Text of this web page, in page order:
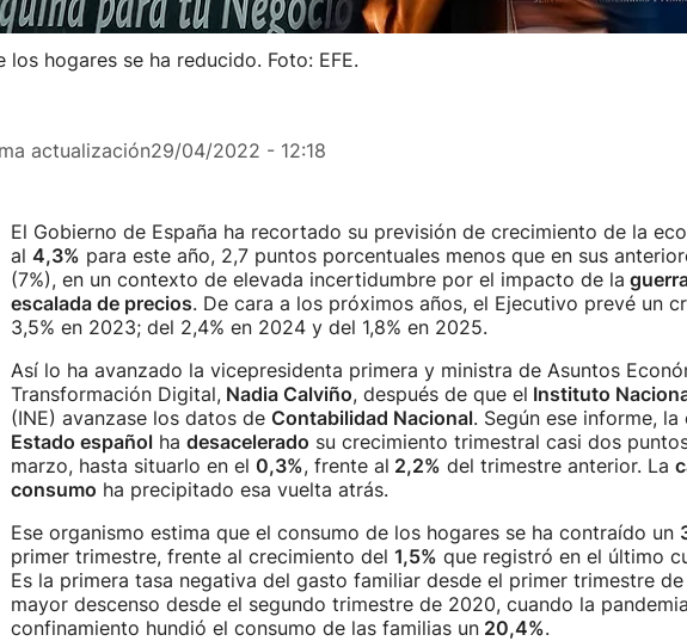
hogares se ha reducido. Foto: EFE.
actualización29/04/2022 - 12:18
El Gobierno de España ha recortado su previsión de crecimiento de la
al 4,3% para este año, 2,7 puntos porcentuales menos que en sus
(7%), en un contexto de elevada incertidumbre por el impacto de la
escalada de precios. De cara a los próximos años, el Ejecutivo prevé un
3,5% en 2023; del 2,4% en 2024 y del 1,8% en 2025.
Así lo ha avanzado la vicepresidenta primera y ministra de Asuntos
Transformación Digital,Nadia Calviño, después de que el Instituto
(INE) avanzase los datos de Contabilidad Nacional. Según ese informe, la
Estado españolha desacelerado su crecimiento trimestral casi dos
marzo, hasta situarlo en el 0,3%, frente al 2,2% del trimestre anterior. La
consumo ha precipitado esa vuelta atrás.
Ese organismo estima que el consumo de los hogares se ha contraído un
primer trimestre, frente al crecimiento del 1,5% que registró en el último
Es la primera tasa negativa del gasto familiar desde el primer trimestre de
mayor descenso desde el segundo trimestre de 2020, cuando la
confinamiento hundió el consumo de las familias un20,4%.